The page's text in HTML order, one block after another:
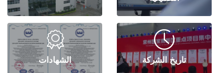

تاريخ الشركة

الشهادات